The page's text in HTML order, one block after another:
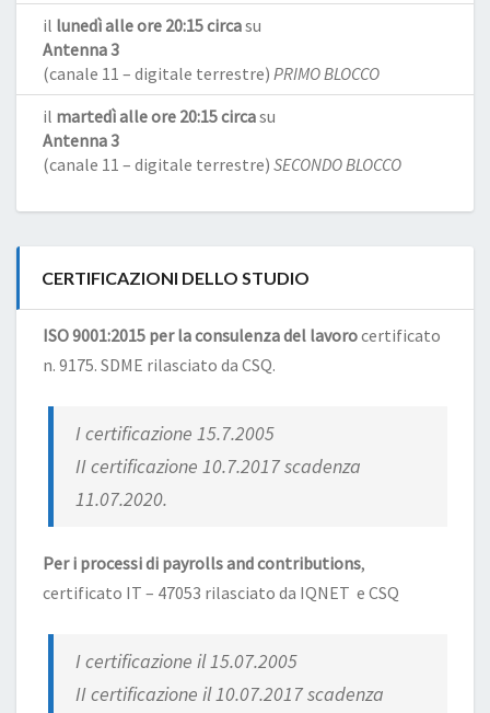
il lunedì alle ore 20:15 circasu
Antenna 3
(canale 11 – digitale terrestre) PRIMO BLOCCO
il martedì alle ore 20:15 circasu
Antenna 3
(canale 11 – digitale terrestre) SECONDO BLOCCO
CERTIFICAZIONI DELLO STUDIO
ISO 9001:2015 per la consulenza del lavorocertificato
n. 9175. SDME rilasciato da CSQ.
I certificazione 15.7.2005
II certificazione 10.7.2017 scadenza
11.07.2020.
Per i processi di payrolls and contributions,
certificato IT – 47053 rilasciato da IQNET e CSQ
I certificazione il 15.07.2005
II certificazione il 10.07.2017 scadenza